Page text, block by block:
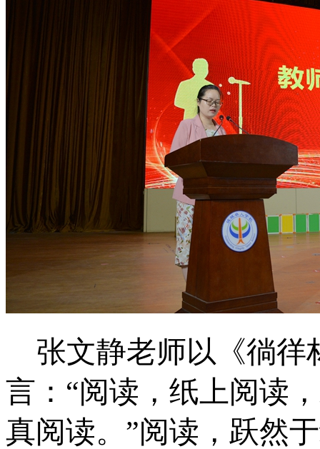
张文静老师以《徜徉
言： “阅读，纸上阅读
真阅读。”阅读，跃然